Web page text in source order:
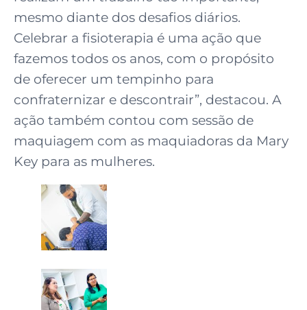
mesmo diante dos desafios diários.
Celebrar a fisioterapia é uma ação que
fazemos todos os anos, com o propósito
de oferecer um tempinho para
confraternizar e descontrair”, destacou. A
ação também contou com sessão de
maquiagem com as maquiadoras da Mary
Key para as mulheres.